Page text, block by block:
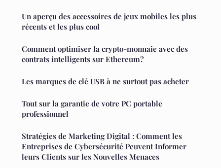
Un aperçu des accessoires de jeux mobiles les plus
récents et les plus cool
Comment optimiser la crypto-monnaie avec des
contrats intelligents sur Ethereum?
Les marques de clé USB à ne surtout pas acheter
Tout sur la garantie de votre PC portable
professionnel
Stratégies de Marketing Digital : Comment les
Entreprises de Cybersécurité Peuvent Informer
leurs Clients sur les Nouvelles Menaces